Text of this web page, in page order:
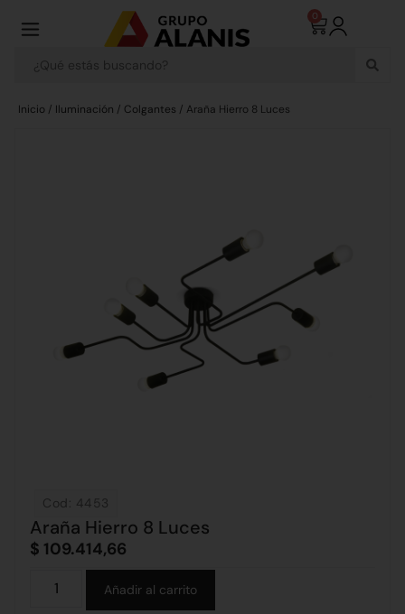
0
Inicio / Iluminación / Colgantes / Araña Hierro 8 Luces
Cod: 4453
Araña Hierro 8 Luces
$ 109.414,66
Añadir al carrito